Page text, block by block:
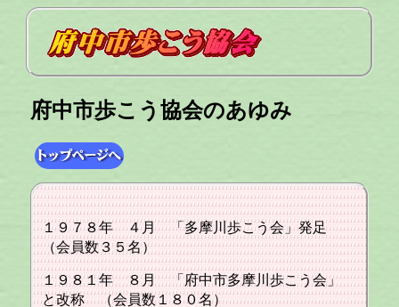
府中市歩こう協会のあゆみ
１９７８年 ４月 「多摩川歩こう会」発足
（会員数３５名）
１９８１年 ８月 「府中市多摩川歩こう会」
と改称 （会員数１８０名）